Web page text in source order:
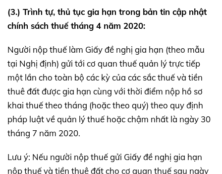
(3.) Trình tự, thủ tục gia hạn trong bản tin cập nhật
chính sách thuế tháng 4 năm 2020:
Người nộp thuế làm Giấy đề nghị gia hạn (theo mẫu
tại Nghị định) gửi tới cơ quan thuế quản lý trực tiếp
một lần cho toàn bộ các kỳ của các sắc thuế và tiền
thuê đất được gia hạn cùng với thời điểm nộp hồ sơ
khai thuế theo tháng (hoặc theo quý) theo quy định
pháp luật về quản lý thuế hoặc chậm nhất là ngày 30
tháng 7 năm 2020.
Lưu ý: Nếu người nộp thuế gửi Giấy đề nghị gia hạn
nộp thuế và tiền thuê đất cho cơ quan thuế sau ngày